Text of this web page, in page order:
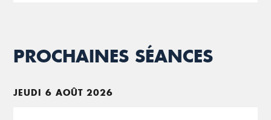
PROCHAINES SÉANCES
JEUDI 6 AOÛT 2026